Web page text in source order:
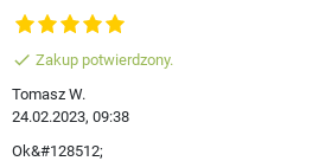
done Zakup potwierdzony.
Tomasz W.
24.02.2023, 09:38
Ok&#128512;